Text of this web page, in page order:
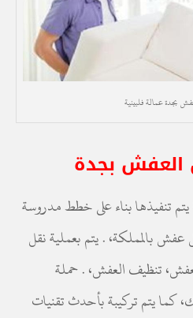
بجدة عمالة فلبينية
العفش بجدة
تنفيذها بناء على خطط مدروسة
بالمملكة، . يتم بعملية نقل
تنظيف العفش، . حملة
كما يتم تركيبة بأحدث تقنيات